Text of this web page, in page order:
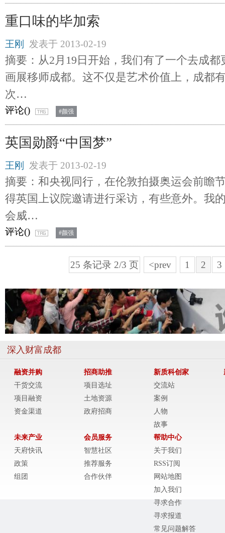
重口味的毕加索
王刚 发表于 2013-02-19
摘要：从2月19日开始，我们有了一个去成
画展移师成都。这不仅是艺术价值上，成都
次…
评论() #颜强
英国勋爵“中国梦”
王刚 发表于 2013-02-19
摘要：和央视同行，在伦敦拍摄奥运会前瞻
得英国上议院邀请进行采访，有些意外。我
会威…
评论() #颜强
25 条记录 2/3 页 <prev 1 2 3
深入财富成都
融资并购
干货交流
项目融资
资金渠道
招商助推
项目选址
土地资源
政府招商
新质科创家
交流站
案例
人物
故事
未来产业
天府快讯
政策
组团
会员服务
智慧社区
推荐服务
合作伙伴
帮助中心
关于我们
RSS订阅
网站地图
加入我们
寻求合作
寻求报道
常见问题解答